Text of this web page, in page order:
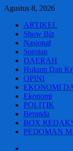
Skip
content
Agustus 8, 2026
ARTIKEL
Show Biz
Nasional
Sorotan
DAERAH
Hukum Dan
OPINI
EKONOMI
Ekonomi
POLITIK
Beranda
BOX
PEDOMAN